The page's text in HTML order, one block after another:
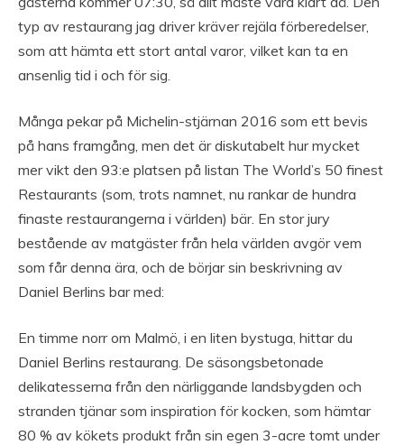
typ av restaurang jag driver kräver rejäla förberedelser,
som att hämta ett stort antal varor, vilket kan ta en
ansenlig tid i och för sig.
Många pekar på Michelin-stjärnan 2016 som ett bevis
på hans framgång, men det är diskutabelt hur mycket
mer vikt den 93:e platsen på listan The World’s 50 finest
Restaurants (som, trots namnet, nu rankar de hundra
finaste restaurangerna i världen) bär. En stor jury
bestående av matgäster från hela världen avgör vem
som får denna ära, och de börjar sin beskrivning av
Daniel Berlins bar med:
En timme norr om Malmö, i en liten bystuga, hittar du
Daniel Berlins restaurang. De säsongsbetonade
delikatesserna från den närliggande landsbygden och
stranden tjänar som inspiration för kocken, som hämtar
80 % av kökets produkt från sin egen 3-acre tomt under